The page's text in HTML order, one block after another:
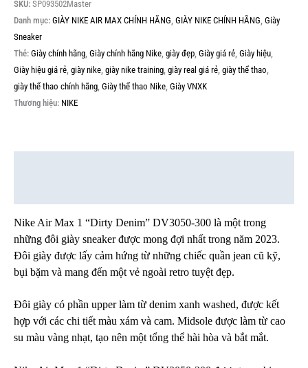
SKU: SP093502Master
Danh mục: GIÀY NIKE AIR MAX CHÍNH HÃNG GIÀY NIKE CHÍNH HÃNG Giày
Sneaker
Thẻ: Giày chính hãng Giày chính hãng Nike giày đẹp Giày giá rẻ Giày hiệu
Giày hiệu giá rẻ giày nike giày nike training giày real giá rẻ giày thể thao
giày thể thao chính hãng Giày thể thao Nike Giày VNXK
Thương hiệu: NIKE
Nike Air Max 1 “Dirty Denim” DV3050-300 là một trong
những đôi giày sneaker được mong đợi nhất trong năm 2023.
Đôi giày được lấy cảm hứng từ những chiếc quần jean cũ kỹ,
bụi bặm và mang đến một vẻ ngoài retro tuyệt đẹp.
Đôi giày có phần upper làm từ denim xanh washed, được kết
hợp với các chi tiết màu xám và cam. Midsole được làm từ cao
su màu vàng nhạt, tạo nên một tổng thể hài hòa và bắt mắt.